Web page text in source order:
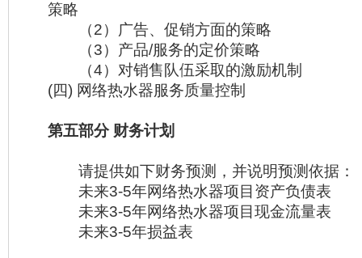
策略
（2）广告、促销方面的策略
（3）产品/服务的定价策略
（4）对销售队伍采取的激励机制
(四) 网络热水器服务质量控制
第五部分 财务计划
请提供如下财务预测，并说明预测依据：
未来3-5年网络热水器项目资产负债表
未来3-5年网络热水器项目现金流量表
未来3-5年损益表